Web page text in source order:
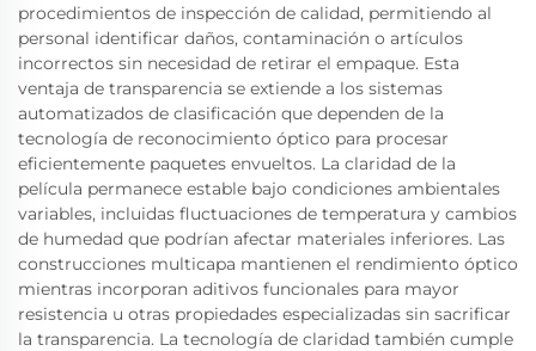
procedimientos de inspección de calidad, permitiendo al
personal identificar daños, contaminación o artículos
incorrectos sin necesidad de retirar el empaque. Esta
ventaja de transparencia se extiende a los sistemas
automatizados de clasificación que dependen de la
tecnología de reconocimiento óptico para procesar
eficientemente paquetes envueltos. La claridad de la
película permanece estable bajo condiciones ambientales
variables, incluidas fluctuaciones de temperatura y cambios
de humedad que podrían afectar materiales inferiores. Las
construcciones multicapa mantienen el rendimiento óptico
mientras incorporan aditivos funcionales para mayor
resistencia u otras propiedades especializadas sin sacrificar
la transparencia. La tecnología de claridad también cumple